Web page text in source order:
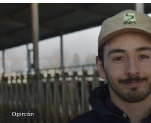
Opinión